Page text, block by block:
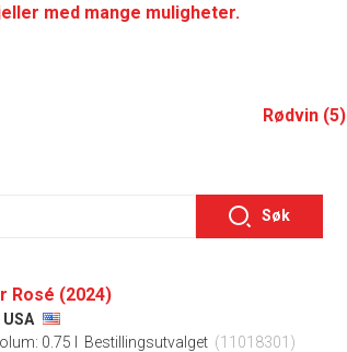
med mange muligheter.
Rødvin (5)
Søk
Rosé (2024)
USA
0.75 l Bestillingsutvalget (11018301)